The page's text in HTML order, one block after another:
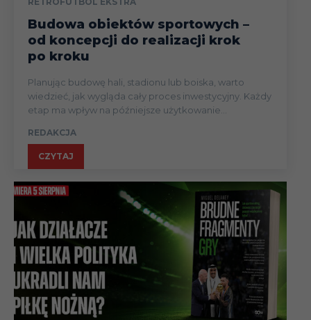
Budowa obiektów sportowych –
od koncepcji do realizacji krok
po kroku
Planując budowę hali, stadionu lub boiska, warto
wiedzieć, jak wygląda cały proces inwestycyjny. Każdy
etap ma wpływ na późniejsze użytkowanie...
REDAKCJA
CZYTAJ